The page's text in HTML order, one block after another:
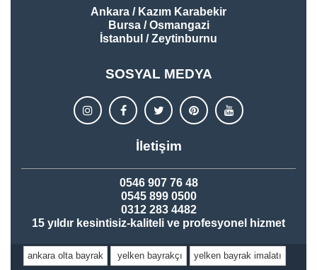
Ankara / Kazım Karabekir
Bursa / Osmangazi
İstanbul / Zeytinburnu
SOSYAL MEDYA
İletişim
0546 907 76 48
0545 899 0500
0312 283 4482
15 yıldır kesintisiz-kaliteli ve profesyonel hizmet
ankara olta bayrak yelken bayrakçı yelken bayrak imalatı